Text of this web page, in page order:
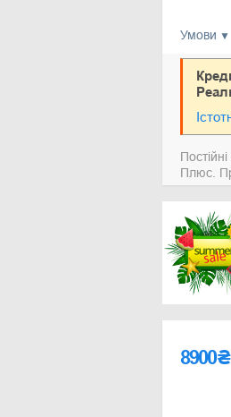
Умови
Плюс.
8900₴